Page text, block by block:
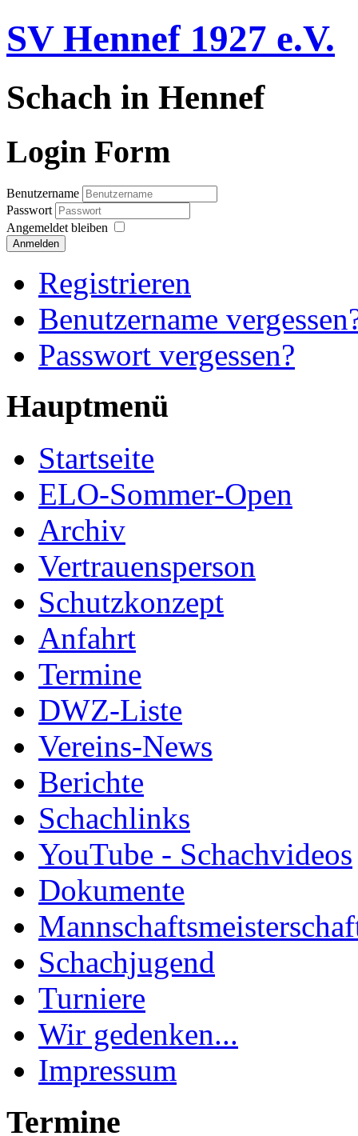
SV Hennef 1927 e.V.
Schach in Hennef
Login Form
Benutzername
Passwort
Angemeldet bleiben
Anmelden
Registrieren
Benutzername
Passwort vergessen?
Hauptmenü
Startseite
ELO-Sommer-Open
Archiv
Vertrauensperson
Schutzkonzept
Anfahrt
Termine
DWZ-Liste
Vereins-News
Berichte
Schachlinks
YouTube - Schachvideos
Dokumente
Schachjugend
Turniere
Wir gedenken...
Impressum
Termine